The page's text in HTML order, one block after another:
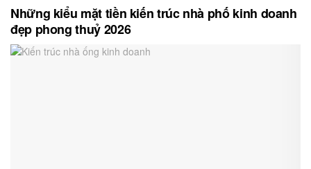
Những kiểu mặt tiền kiến trúc nhà phố kinh doanh
đẹp phong thuỷ 2026